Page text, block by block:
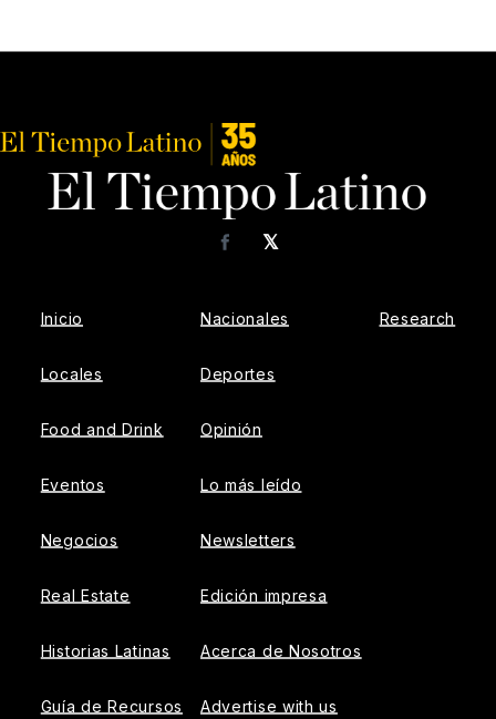
𝕏
Facebook
Inicio
Locales
Food and Drink
Eventos
Negocios
Real Estate
Historias Latinas
Guía de Recursos
Nacionales
Deportes
Opinión
Lo más leído
Newsletters
Edición impresa
Acerca de Nosotros
Advertise with us
Research